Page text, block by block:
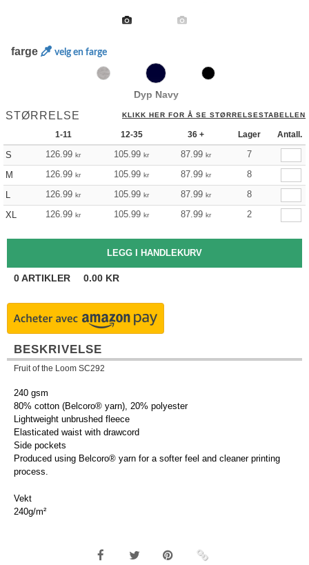
farge velg en farge
Dyp Navy
STØRRELSE KLIKK HER FOR Å SE STØRRELSESTABELLEN
1-11 12-35 36 + Lager Antall.
S 126.99 kr 105.99 kr 87.99 kr
7
M
126.99 kr 105.99 kr 87.99 kr
8
L
126.99 kr 105.99 kr 87.99 kr
8
XL
126.99 kr 105.99 kr 87.99 kr 2
0ARTIKLER 0.00 KR
BESKRIVELSE
Fruit of the Loom SC292
240 gsm
80% cotton (Belcoro® yarn), 20% polyester
Lightweight unbrushed fleece
Elasticated waist with drawcord
Side pockets
Produced using Belcoro® yarn for a softer feel and cleaner printing
process.
Vekt
240g/m²